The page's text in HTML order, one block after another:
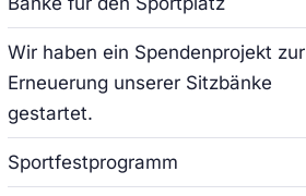
Wir haben ein Spendenprojekt zur
Erneuerung unserer Sitzbänke
gestartet.
Sportfestprogramm